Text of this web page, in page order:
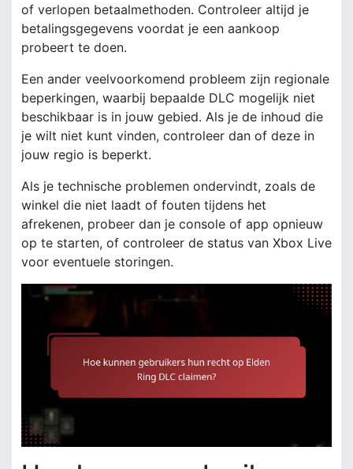
of verlopen betaalmethoden. Controleer altijd je
betalingsgegevens voordat je een aankoop
probeert te doen.
Een ander veelvoorkomend probleem zijn regionale
beperkingen, waarbij bepaalde DLC mogelijk niet
beschikbaar is in jouw gebied. Als je de inhoud die
je wilt niet kunt vinden, controleer dan of deze in
jouw regio is beperkt.
Als je technische problemen ondervindt, zoals de
winkel die niet laadt of fouten tijdens het
afrekenen, probeer dan je console of app opnieuw
op te starten, of controleer de status van Xbox Live
voor eventuele storingen.